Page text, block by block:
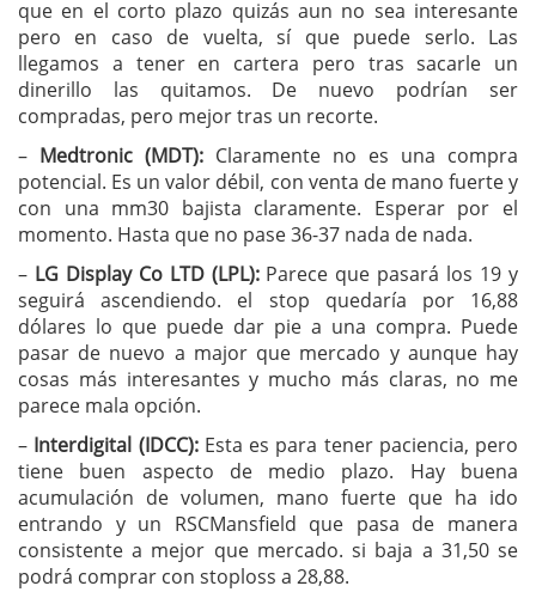
que en el corto plazo quizás aun no sea interesante
pero en caso de vuelta, sí que puede serlo. Las
llegamos a tener en cartera pero tras sacarle un
dinerillo las quitamos. De nuevo podrían ser
compradas, pero mejor tras un recorte.
– Medtronic (MDT): Claramente no es una compra
potencial. Es un valor débil, con venta de mano fuerte y
con una mm30 bajista claramente. Esperar por el
momento. Hasta que no pase 36-37 nada de nada.
– LG Display Co LTD (LPL): Parece que pasará los 19 y
seguirá ascendiendo. el stop quedaría por 16,88
dólares lo que puede dar pie a una compra. Puede
pasar de nuevo a major que mercado y aunque hay
cosas más interesantes y mucho más claras, no me
parece mala opción.
– Interdigital (IDCC): Esta es para tener paciencia, pero
tiene buen aspecto de medio plazo. Hay buena
acumulación de volumen, mano fuerte que ha ido
entrando y un RSCMansfield que pasa de manera
consistente a mejor que mercado. si baja a 31,50 se
podrá comprar con stoploss a 28,88.